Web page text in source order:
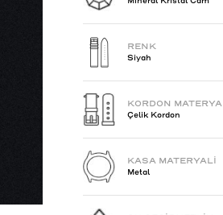
RENK
Siyah
KORDON
Çelik Kordon
KASA MATERYALİ
Metal